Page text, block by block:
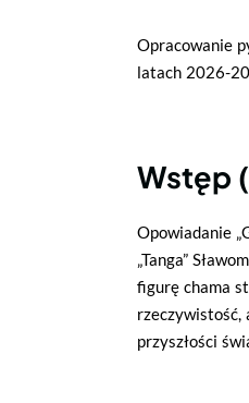
Opracowanie
latach 2026-
Wstęp
Opowiadanie
„Tanga”
figurę chama
przyszłości